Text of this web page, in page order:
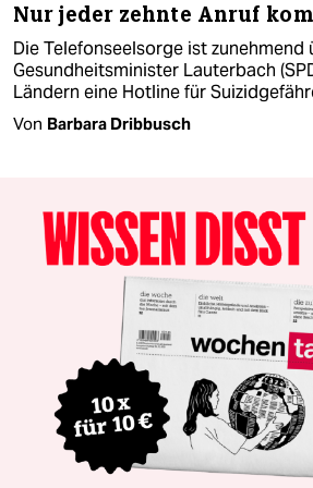
Nur jeder zehnte Anruf
Die Telefonseelsorge ist zunehmend
Gesundheitsminister Lauterbach
Ländern eine Hotline für
Von Barbara Dribbusch